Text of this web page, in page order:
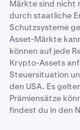
Tage,
Restaking 7
Beträgt der
Tage,
Restaking 8
*Variiert je
findest du im
oder
durch
Weitere
Artikel.
Märkte sind nicht
durch staatliche
Schutzsysteme
Asset-Märkte
können auf jede
Krypto-Assets
Steuersituation
den USA. Es
Prämiensätze
findest du in den